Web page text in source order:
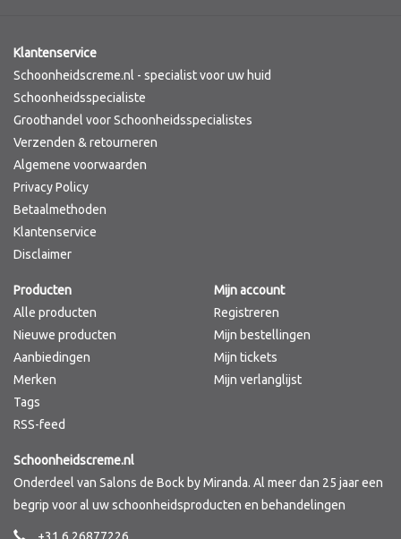
Klantenservice
Schoonheidscreme.nl - specialist voor uw huid
Schoonheidsspecialiste
Groothandel voor Schoonheidsspecialistes
Verzenden & retourneren
Algemene voorwaarden
Privacy Policy
Betaalmethoden
Klantenservice
Disclaimer
Producten
Alle producten
Nieuwe producten
Aanbiedingen
Merken
Tags
RSS-feed
Mijn account
Registreren
Mijn bestellingen
Mijn tickets
Mijn verlanglijst
Schoonheidscreme.nl
Onderdeel van Salons de Bock by Miranda. Al meer dan 25 jaar een
begrip voor al uw schoonheidsproducten en behandelingen